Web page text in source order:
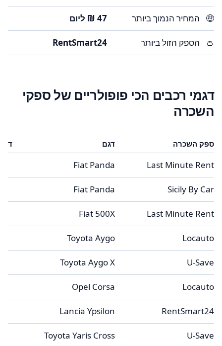
🤑 המחיר הנמוך ביותר
👛 הספק הזול ביותר RentSmart24
דגמי רכבים הכי פופולריים של ספקי
השכרה
ספק השכרה דגם
Last Minute Rent
Fiat Panda
Sicily By Car
Fiat Panda
Last Minute Rent
Fiat 500X
Locauto
Toyota Aygo
U-Save
Toyota Aygo X
Locauto
Opel Corsa
RentSmart24
Lancia Ypsilon
U-Save
Toyota Yaris Cross